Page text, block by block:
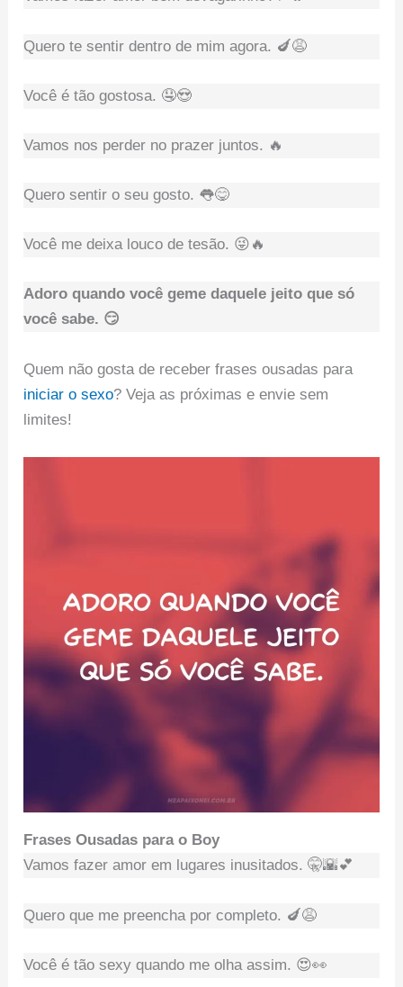
Quero te sentir dentro de mim agora. 🍆😩
Você é tão gostosa. 🤤😍
Vamos nos perder no prazer juntos. 🔥
Quero sentir o seu gosto. 👅😋
Você me deixa louco de tesão. 😜🔥
Adoro quando você geme daquele jeito que só
você sabe. 😏
Quem não gosta de receber frases ousadas para
iniciar o sexo? Veja as próximas e envie sem
limites!
Frases Ousadas para o Boy
Vamos fazer amor em lugares inusitados. 🤫🌇💕
Quero que me preencha por completo. 🍆😩
Você é tão sexy quando me olha assim. 😍👀